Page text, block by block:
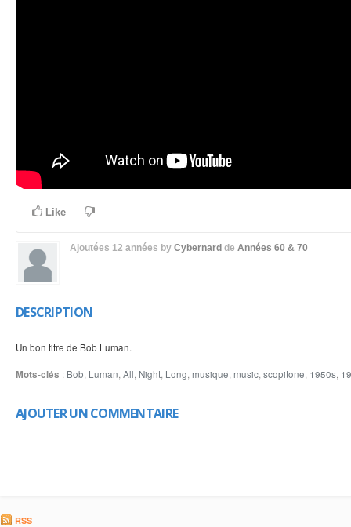
Like
Ajoutées 12 années by Cybernard de Années 60 & 70
DESCRIPTION
Un bon titre de Bob Luman.
Mots-clés : Bob, Luman, All, Night, Long, musique, music, scopitone, 1950s,
AJOUTER UN COMMENTAIRE
RSS